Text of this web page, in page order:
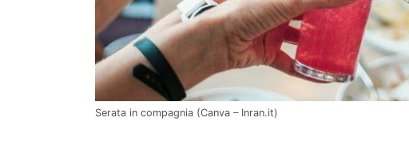
Serata in compagnia (Canva – Inran.it)